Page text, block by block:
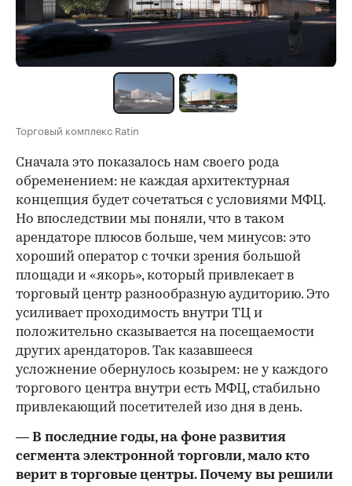
Торговый комплекс Ratin
Сначала это показалось нам своего рода
обременением: не каждая архитектурная
концепция будет сочетаться с условиями МФЦ.
Но впоследствии мы поняли, что в таком
арендаторе плюсов больше, чем минусов: это
хороший оператор с точки зрения большой
площади и «якорь», который привлекает в
торговый центр разнообразную аудиторию. Это
усиливает проходимость внутри ТЦ и
положительно сказывается на посещаемости
других арендаторов. Так казавшееся
усложнение обернулось козырем: не у каждого
торгового центра внутри есть МФЦ, стабильно
привлекающий посетителей изо дня в день.
— В последние годы, на фоне развития
сегмента электронной торговли, мало кто
верит в торговые центры. Почему вы решили